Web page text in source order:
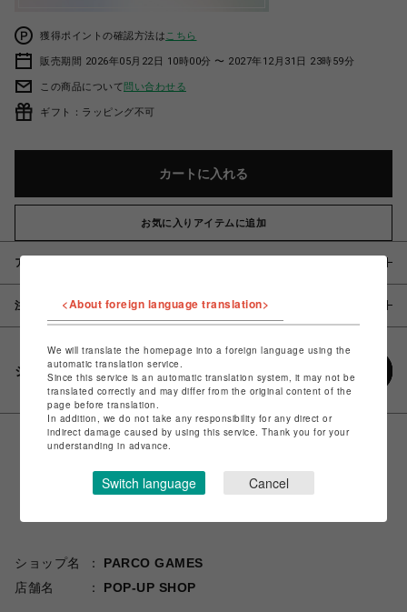
獲得ポイントの確認方法は こちら
販売期間 2026年05月22日 10時00分 〜 2027年12月31日 23時59分
この商品について問い合わせる
ギフト：ラッピング不可
カートに入れる
お気に入りアイテムに追加
アイテム説明 / 素材
注意事項
シェアする
ショップ名
PARCO GAMES
店舗名
POP-UP SHOP
<About foreign language translation>
We will translate the homepage into a foreign language using the
automatic translation service.
Since this service is an automatic translation system, it may not be
translated correctly and may differ from the original content of the
page before translation.
In addition, we do not take any responsibility for any direct or
indirect damage caused by using this service. Thank you for your
understanding in advance.
Switch language Cancel